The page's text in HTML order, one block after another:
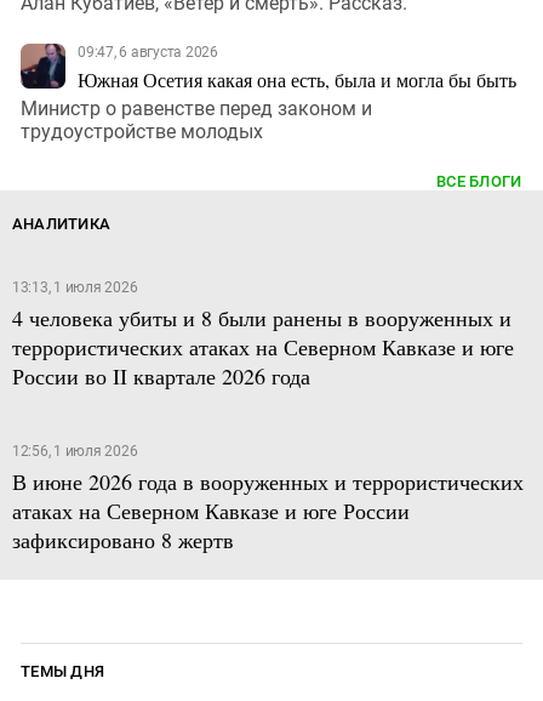
09:47, 6 августа 2026
Южная Осетия какая она есть, была и могла бы быть
Министр о равенстве перед законом и
трудоустройстве молодых
ВСЕ БЛОГИ
АНАЛИТИКА
13:13, 1 июля 2026
4 человека убиты и 8 были ранены в вооруженных и
террористических атаках на Северном Кавказе и юге
России во II квартале 2026 года
12:56, 1 июля 2026
В июне 2026 года в вооруженных и террористических
атаках на Северном Кавказе и юге России
зафиксировано 8 жертв
ТЕМЫ ДНЯ